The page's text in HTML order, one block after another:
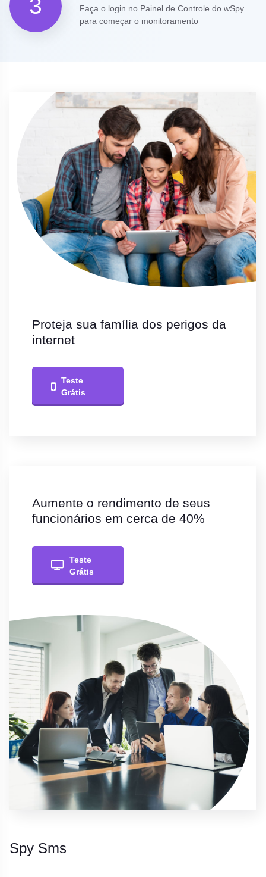
3
Faça o login no Painel de Controle do wSpy
para começar o monitoramento
Proteja sua família dos perigos da
internet
Teste
Grátis
Aumente o rendimento de seus
funcionários em cerca de 40%
Teste
Grátis
Spy Sms